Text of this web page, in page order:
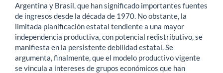
Argentina y Brasil, que han significado importantes fuentes
de ingresos desde la década de 1970. No obstante, la
limitada planificación estatal tendiente a una mayor
independencia productiva, con potencial redistributivo, se
manifiesta en la persistente debilidad estatal. Se
argumenta, finalmente, que el modelo productivo vigente
se vincula a intereses de grupos económicos que han